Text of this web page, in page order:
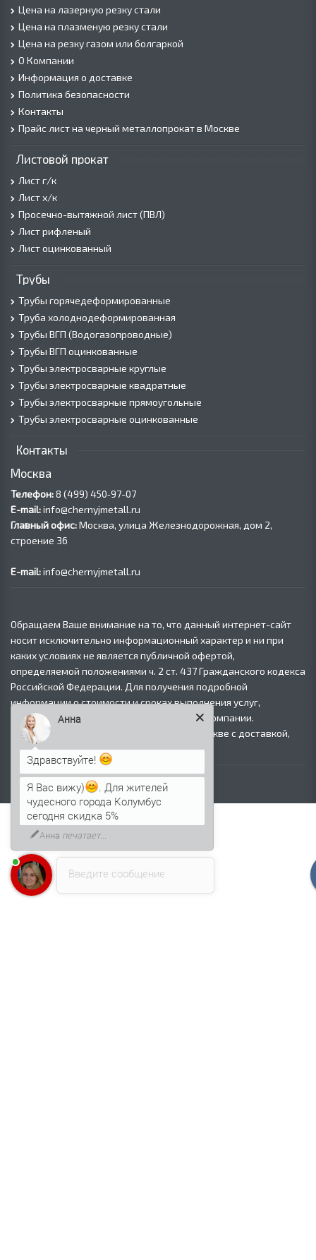
Цена на лазерную резку стали
Цена на плазменую резку стали
Цена на резку газом или болгаркой
О Компании
Информация о доставке
Политика безопасности
Контакты
Прайс лист на черный металлопрокат в Москве
Листовой прокат
Лист г/к
Лист х/к
Просечно-вытяжной лист (ПВЛ)
Лист рифленый
Лист оцинкованный
Трубы
Трубы горячедеформированные
Труба холоднодеформированная
Трубы ВГП (Водогазопроводные)
Трубы ВГП оцинкованные
Трубы электросварные круглые
Трубы электросварные квадратные
Трубы электросварные прямоугольные
Трубы электросварные оцинкованные
Контакты
Москва
Телефон:8 (499) 450‑97-07
E-mail:info@chernyjmetall.ru
Главный офис:Москва, улица Железнодорожная, дом 2,
строение 36
E-mail:info@chernyjmetall.ru
Обращаем Ваше внимание на то, что данный интернет-сайт
носит исключительно информационный характер и ни при
каких условиях не является публичной офертой,
определяемой положениями ч. 2 ст. 437 Гражданского кодекса
Российской Федерации. Для получения подробной
информации о стоимости и сроках выполнения услуг,
пожалуйста, обращайтесь к сотрудникам компании.
© Продажа черного металлопроката в Москве с доставкой,
2008–2026.
Введите сообщение
Анна
Здравствуйте!
Я Вас вижу)
. Для жителей
чудесного города Колумбус
сегодня скидка 5%
Анна печатает...